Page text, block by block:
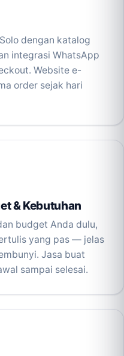
dengan katalog
integrasi WhatsApp
Website e-
order sejak hari
& Kebutuhan
budget Anda dulu,
yang pas — jelas
Jasa buat
sampai selesai.